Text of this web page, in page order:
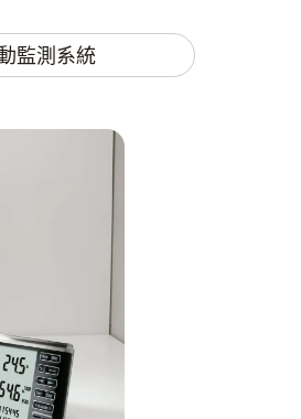
監測系統